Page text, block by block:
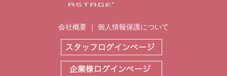
会社概要｜ 個人情報保護について